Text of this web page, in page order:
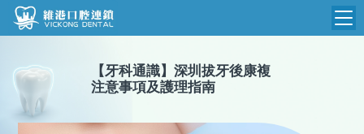
維港首頁
【 牙科通識】 深圳拔牙後康複
注意事項及護理指南